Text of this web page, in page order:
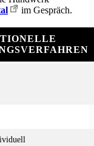
im Gespräch.